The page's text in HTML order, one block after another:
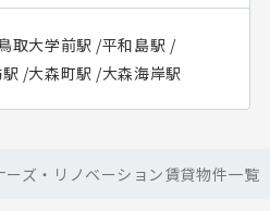
取大学前駅 /平和島駅 /
/大森町駅 /大森海岸駅
ーズ・リノベーション賃貸物件一覧